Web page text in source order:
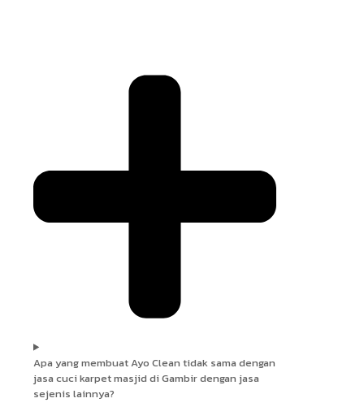
Apa yang membuat Ayo Clean tidak sama dengan
jasa cuci karpet masjid di Gambir dengan jasa
sejenis lainnya?